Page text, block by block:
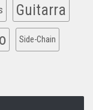
Guitarra
Side-Chain